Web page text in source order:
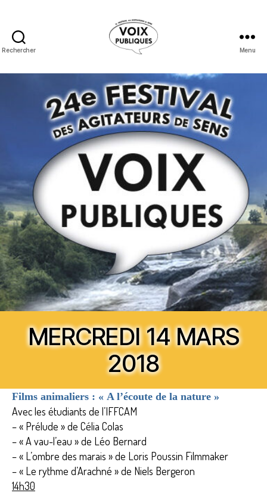
Rechercher
Voix
Publiques
Menu
MERCREDI 14 MARS
2018
Films animaliers : « A l’écoute de la nature »
Avec les étudiants de l’IFFCAM
– « Prélude » de Célia Colas
– « A vau-l’eau » de Léo Bernard
– « L’ombre des marais » de Loris Poussin Filmmaker
–« Le rythme d’Arachné » de Niels Bergeron
14h30